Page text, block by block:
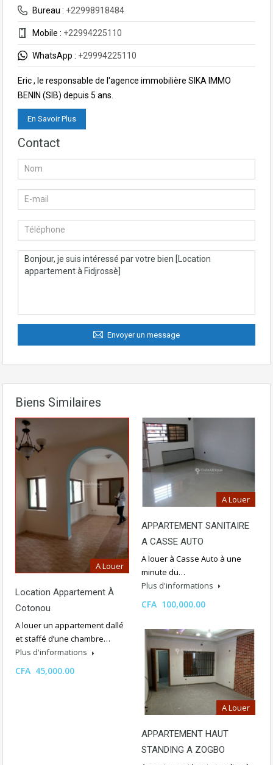
Bureau : +22998918484
Mobile : +22994225110
WhatsApp : +29994225110
Eric , le responsable de l'agence immobilière SIKA IMMO
BENIN (SIB) depuis 5 ans.
En Savoir Plus
Contact
Envoyer un message
Biens Similaires
A Louer
Location Appartement À
Cotonou
A louer un appartement dallé
et staffé d’une chambre…
Plus d'informations
CFA 45,000.00
A Louer
APPARTEMENT SANITAIRE
A CASSE AUTO
A louer à Casse Auto à une
minute du…
Plus d'informations
CFA 100,000.00
A Louer
APPARTEMENT HAUT
STANDING A ZOGBO